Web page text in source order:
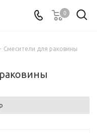
0
- Смесители для раковины